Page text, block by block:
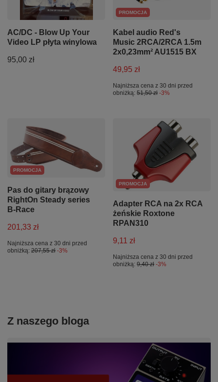
AC/DC - Blow Up Your
Video LP płyta winylowa
95,00 zł
PROMOCJA
Kabel audio Red's
Music 2RCA/2RCA 1.5m
2x0,23mm² AU1515 BX
49,95 zł
Najniższa cena z 30 dni przed
obniżką: 51,50 zł -3%
PROMOCJA
Pas do gitary brązowy
RightOn Steady series
B-Race
201,33 zł
Najniższa cena z 30 dni przed
obniżką: 207,55 zł -3%
PROMOCJA
Adapter RCA na 2x RCA
żeńskie Roxtone
RPAN310
9,11 zł
Najniższa cena z 30 dni przed
obniżką: 9,40 zł -3%
Z naszego bloga